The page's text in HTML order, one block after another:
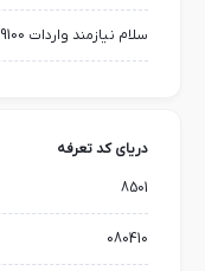
سلام نیازمند واردات 90069100 هستم
دریای کد تعرفه
8501
080410